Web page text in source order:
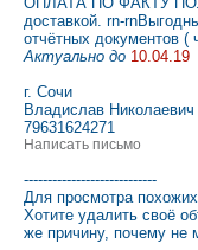
доставкой. rn-
отчётных документов (
Актуально до 10.04.19
г. Сочи
Владислав Николаевич
79631624271
Написать письмо
----------------------------
Для просмотра
Хотите удалить своё
же причину, почему не